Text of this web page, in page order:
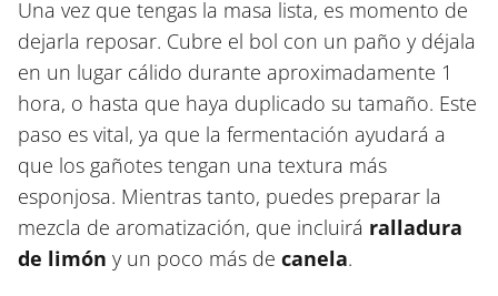
Una vez que tengas la masa lista, es momento de
dejarla reposar. Cubre el bol con un paño y déjala
en un lugar cálido durante aproximadamente 1
hora, o hasta que haya duplicado su tamaño. Este
paso es vital, ya que la fermentación ayudará a
que los gañotes tengan una textura más
esponjosa. Mientras tanto, puedes preparar la
mezcla de aromatización, que incluirá ralladura
de limón y un poco más de canela.